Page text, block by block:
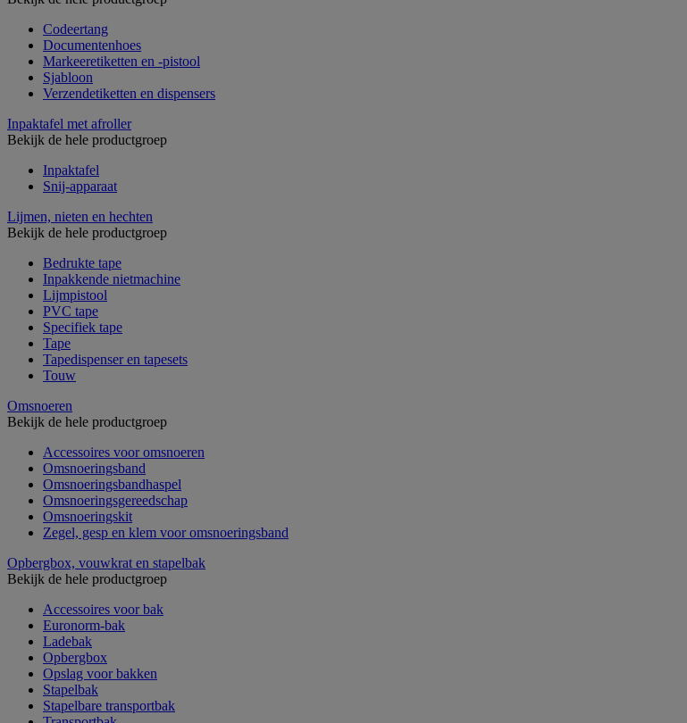
Codeertang
Documentenhoes
Markeeretiketten en -pistool
Sjabloon
Verzendetiketten en dispensers
Inpaktafel met afroller
Bekijk de hele productgroep
Inpaktafel
Snij-apparaat
Lijmen, nieten en hechten
Bekijk de hele productgroep
Bedrukte tape
Inpakkende nietmachine
Lijmpistool
PVC tape
Specifiek tape
Tape
Tapedispenser en tapesets
Touw
Omsnoeren
Bekijk de hele productgroep
Accessoires voor omsnoeren
Omsnoeringsband
Omsnoeringsbandhaspel
Omsnoeringsgereedschap
Omsnoeringskit
Zegel, gesp en klem voor omsnoeringsband
Opbergbox, vouwkrat en stapelbak
Bekijk de hele productgroep
Accessoires voor bak
Euronorm-bak
Ladebak
Opbergbox
Opslag voor bakken
Stapelbak
Stapelbare transportbak